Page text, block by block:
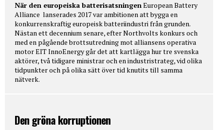
När den europeiska batterisatsningenEuropean Battery
Alliance lanserades 2017 var ambitionen att bygga en
konkurrenskraftig europeisk batteriindustri från grunden.
Nästan ett decennium senare, efter Northvolts konkurs och
med en pågående brottsutredning mot alliansens operativa
motor EIT InnoEnergy går det att kartlägga hur tre svenska
aktörer, två tidigare ministrar och en industristrateg, vid olika
tidpunkter och på olika sätt över tid knutits till samma
nätverk.
Den gröna korruptionen